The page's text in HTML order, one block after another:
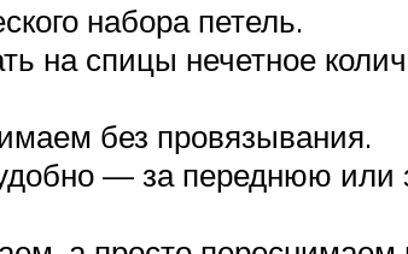
набора петель.
на спицы нечетное
без провязывания.
— за переднюю или